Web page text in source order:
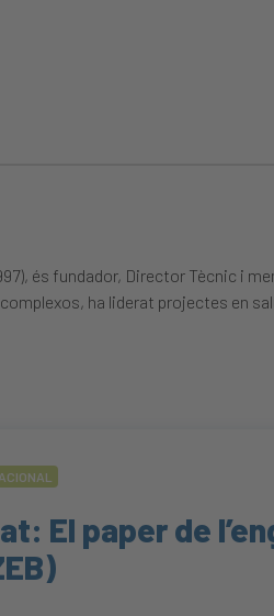
és fundador, Director Tècnic i
ha liderat projectes en
El paper de